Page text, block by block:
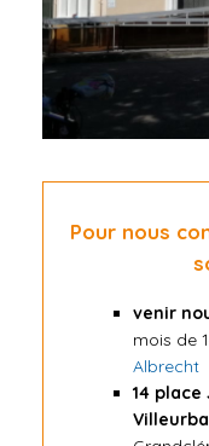
Pour nous
venir
mois de
Albrecht
14 place